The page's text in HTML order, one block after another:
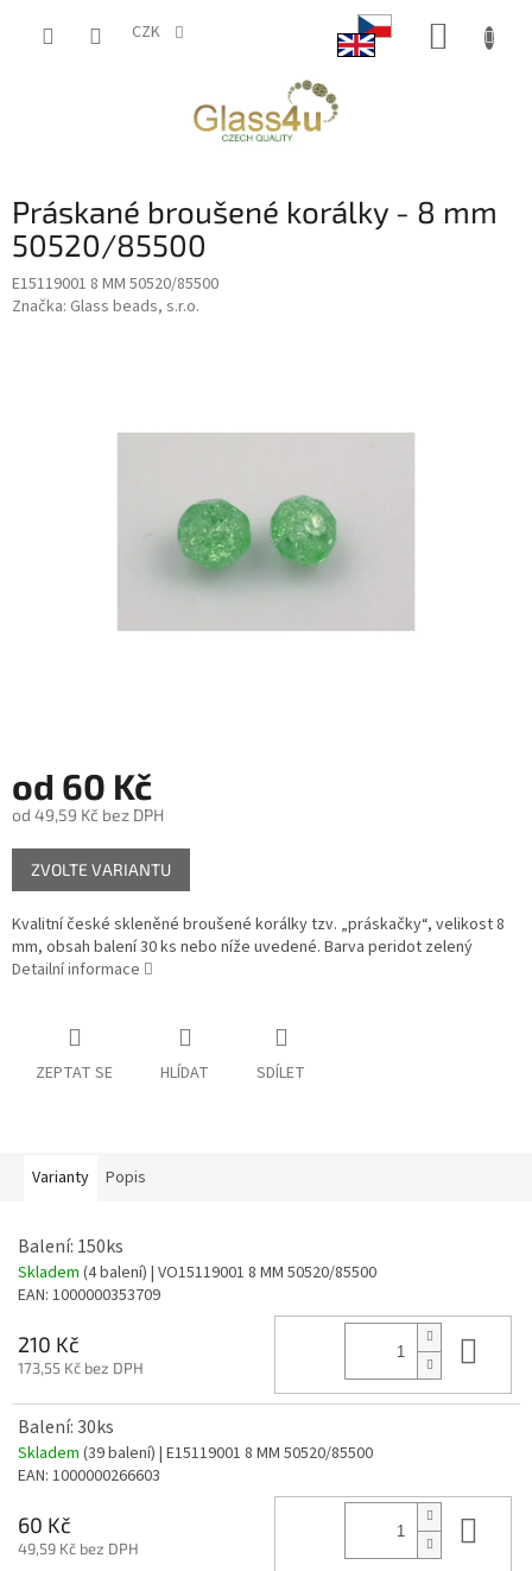
CZK
Práskané broušené korálky - 8 mm
50520/85500
E15119001 8 MM 50520/85500
Značka: Glass beads, s.r.o.
od 60 Kč
od 49,59 Kč bez DPH
Měrná
cena:
ZVOLTE VARIANTU
Kvalitní české skleněné broušené korálky tzv. „práskačky“, velikost 8
mm, obsah balení 30 ks nebo níže uvedené. Barva peridot zelený
Detailní informace
ZEPTAT SE HLÍDAT SDÍLET
Varianty Popis
Balení: 150ks
Skladem (4 balení) | VO15119001 8 MM 50520/85500
EAN: 1000000353709
210 Kč
173,55 Kč bez DPH
Balení: 30ks
Skladem (39 balení) | E15119001 8 MM 50520/85500
EAN: 1000000266603
60 Kč
49,59 Kč bez DPH